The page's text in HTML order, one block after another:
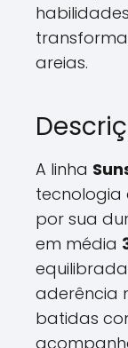
areias.
A linha
tecnologia
por sua
em média
aderência
batidas